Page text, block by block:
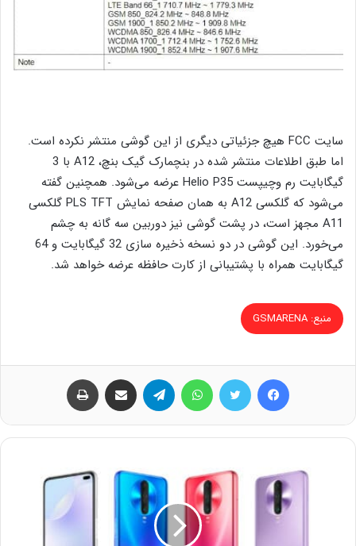
سایت FCC هیچ جزئیاتی دیگری از این گوشی منتشر نکرده است.
اما طبق اطلاعات منتشر شده در بنچمارک گیک بنچ، A12 با 3
گیگابایت رم وچیپست Helio P35 عرضه می‌شود. همچنین گفته
می‌شود که گلکسی A12 به همان صفحه نمایش PLS TFT گلکسی
A11 مجهز است، در پشت گوشی نیز دوربین سه گانه به چشم
می‌خورد. این گوشی در دو نسخه ذخیره سازی 32 گیگابایت و 64
گیگابایت همراه با پشتیبانی از کارت حافظه عرضه خواهد شد.
منبع: GSMARENA